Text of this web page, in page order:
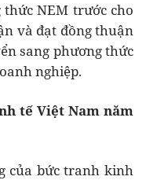
NEM trước cho
và đạt đồng thuận
sang phương thức
nghiệp.
tế Việt Nam năm
của bức tranh kinh